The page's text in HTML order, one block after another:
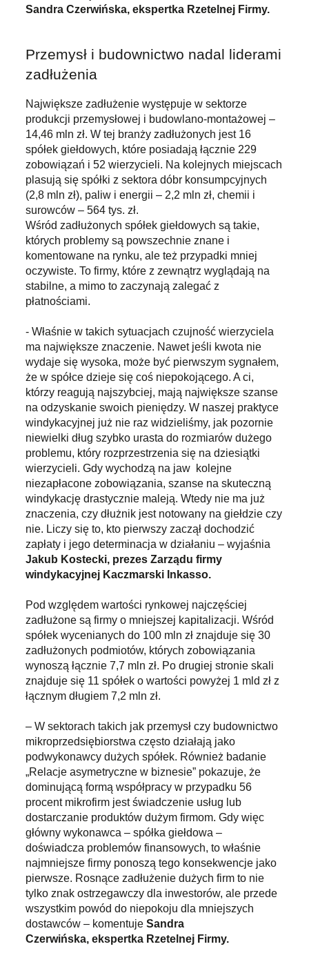
Sandra Czerwińska, ekspertka Rzetelnej Firmy.
Przemysł i budownictwo nadal liderami
zadłużenia
Największe zadłużenie występuje w sektorze
produkcji przemysłowej i budowlano-montażowej –
14,46 mln zł. W tej branży zadłużonych jest 16
spółek giełdowych, które posiadają łącznie 229
zobowiązań i 52 wierzycieli. Na kolejnych miejscach
plasują się spółki z sektora dóbr konsumpcyjnych
(2,8 mln zł), paliw i energii – 2,2 mln zł, chemii i
surowców – 564 tys. zł.
Wśród zadłużonych spółek giełdowych są takie,
których problemy są powszechnie znane i
komentowane na rynku, ale też przypadki mniej
oczywiste. To firmy, które z zewnątrz wyglądają na
stabilne, a mimo to zaczynają zalegać z
płatnościami.
- Właśnie w takich sytuacjach czujność wierzyciela
ma największe znaczenie. Nawet jeśli kwota nie
wydaje się wysoka, może być pierwszym sygnałem,
że w spółce dzieje się coś niepokojącego. A ci,
którzy reagują najszybciej, mają największe szanse
na odzyskanie swoich pieniędzy. W naszej praktyce
windykacyjnej już nie raz widzieliśmy, jak pozornie
niewielki dług szybko urasta do rozmiarów dużego
problemu, który rozprzestrzenia się na dziesiątki
wierzycieli. Gdy wychodzą na jaw kolejne
niezapłacone zobowiązania, szanse na skuteczną
windykację drastycznie maleją. Wtedy nie ma już
znaczenia, czy dłużnik jest notowany na giełdzie czy
nie. Liczy się to, kto pierwszy zaczął dochodzić
zapłaty i jego determinacja w działaniu – wyjaśnia
Jakub Kostecki, prezes Zarządu firmy
windykacyjnej Kaczmarski Inkasso.
Pod względem wartości rynkowej najczęściej
zadłużone są firmy o mniejszej kapitalizacji. Wśród
spółek wycenianych do 100 mln zł znajduje się 30
zadłużonych podmiotów, których zobowiązania
wynoszą łącznie 7,7 mln zł. Po drugiej stronie skali
znajduje się 11 spółek o wartości powyżej 1 mld zł z
łącznym długiem 7,2 mln zł.
– W sektorach takich jak przemysł czy budownictwo
mikroprzedsiębiorstwa często działają jako
podwykonawcy dużych spółek. Również badanie
„Relacje asymetryczne w biznesie” pokazuje, że
dominującą formą współpracy w przypadku 56
procent mikrofirm jest świadczenie usług lub
dostarczanie produktów dużym firmom. Gdy więc
główny wykonawca – spółka giełdowa –
doświadcza problemów finansowych, to właśnie
najmniejsze firmy ponoszą tego konsekwencje jako
pierwsze. Rosnące zadłużenie dużych firm to nie
tylko znak ostrzegawczy dla inwestorów, ale przede
wszystkim powód do niepokoju dla mniejszych
dostawców – komentujeSandra
Czerwińska, ekspertka Rzetelnej Firmy.